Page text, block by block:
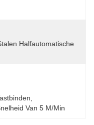
Halfautomatische
Van 5 M/min